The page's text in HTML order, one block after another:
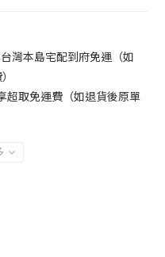
灣本島宅配到府免運（如
超取免運費（如退貨後原單